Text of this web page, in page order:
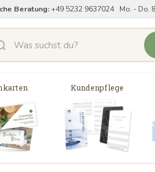
Beratung:+49 5232 9637024 Mo. - Do.
Kundenpflege